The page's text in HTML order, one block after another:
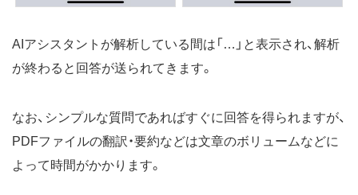
AIアシスタントが解析している間は「…」と表示され、解析
が終わると回答が送られてきます。
なお、シンプルな質問であればすぐに回答を得られますが、
PDFファイルの翻訳・要約などは文章のボリュームなどに
よって時間がかかります。